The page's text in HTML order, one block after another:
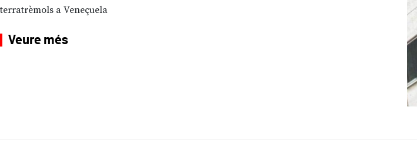
terratrèmols a Veneçuela
Veure més